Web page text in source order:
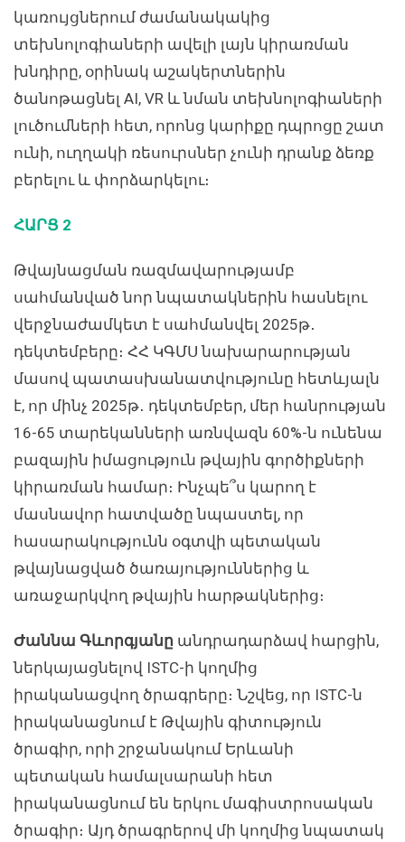
կառույցներում ժամանակակից
տեխնոլոգիաների ավելի լայն կիրառման
խնդիրը, օրինակ աշակերտներին
ծանոթացնել AI, VR և նման տեխնոլոգիաների
լուծումների հետ, որոնց կարիքը դպրոցը շատ
ունի, ուղղակի ռեսուրսներ չունի դրանք ձեռք
բերելու և փորձարկելու։
ՀԱՐՑ 2
Թվայնացման ռազմավարությամբ
սահմանված նոր նպատակներին հասնելու
վերջնաժամկետ է սահմանվել 2025թ․
դեկտեմբերը։ ՀՀ ԿԳՄՍ նախարարության
մասով պատասխանատվությունը հետևյալն
է, որ մինչ 2025թ․ դեկտեմբեր, մեր հանրության
16-65 տարեկանների առնվազն 60%-ն ունենա
բազային իմացություն թվային գործիքների
կիրառման համար։ Ինչպե՞ս կարող է
մասնավոր հատվածը նպաստել, որ
հասարակությունն օգտվի պետական
թվայնացված ծառայություններից և
առաջարկվող թվային հարթակներից։
Ժաննա Գևորգյանը անդրադարձավ հարցին,
ներկայացնելով ISTC-ի կողմից
իրականացվող ծրագրերը։ Նշվեց, որ ISTC-ն
իրականացնում է Թվային գիտություն
ծրագիր, որի շրջանակում Երևանի
պետական համալսարանի հետ
իրականացնում են երկու մագիստրոսական
ծրագիր։ Այդ ծրագրերով մի կողմից նպատակ